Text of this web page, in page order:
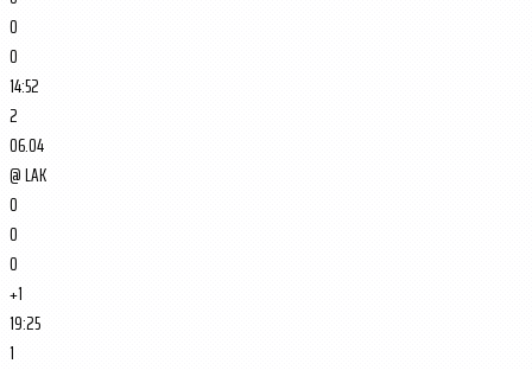
0
0
14:52
2
06.04
@LAK
0
0
0
+1
19:25
1